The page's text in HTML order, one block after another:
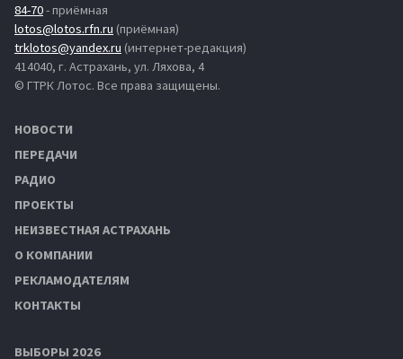
84-70- приёмная
lotos@lotos.rfn.ru (приёмная)
trklotos@yandex.ru (интернет-редакция)
414040, г. Астрахань, ул. Ляхова, 4
© ГТРК Лотос. Все права защищены.
НОВОСТИ
ПЕРЕДАЧИ
РАДИО
ПРОЕКТЫ
НЕИЗВЕСТНАЯ АСТРАХАНЬ
О КОМПАНИИ
РЕКЛАМОДАТЕЛЯМ
КОНТАКТЫ
ВЫБОРЫ 2026